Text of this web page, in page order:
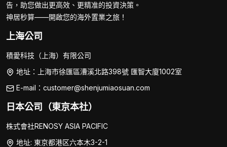
告，助您做出更高效、更精准的投資決策。
神居秒算——開啟您的海外置業之旅！
上海公司
積愛科技（上海）有限公司
地址：上海市徐匯區漕溪北路398號 匯智大廈1002室
E-mail：customer@shenjumiaosuan.com
日本公司（東京本社）
株式會社RENOSY ASIA PACIFIC
地址: 東京都港区六本木3-2-1